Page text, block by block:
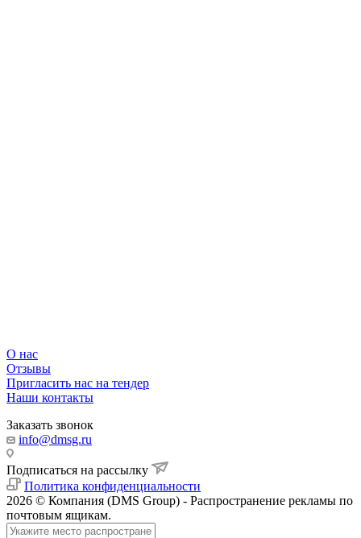
О нас
Отзывы
Пригласить нас на тендер
Наши контакты
Заказать звонок
info@dmsg.ru
Подписаться на рассылку
Политика конфиденциальности
2026 © Компания (DMS Group) - Распространение рекламы по
почтовым ящикам.